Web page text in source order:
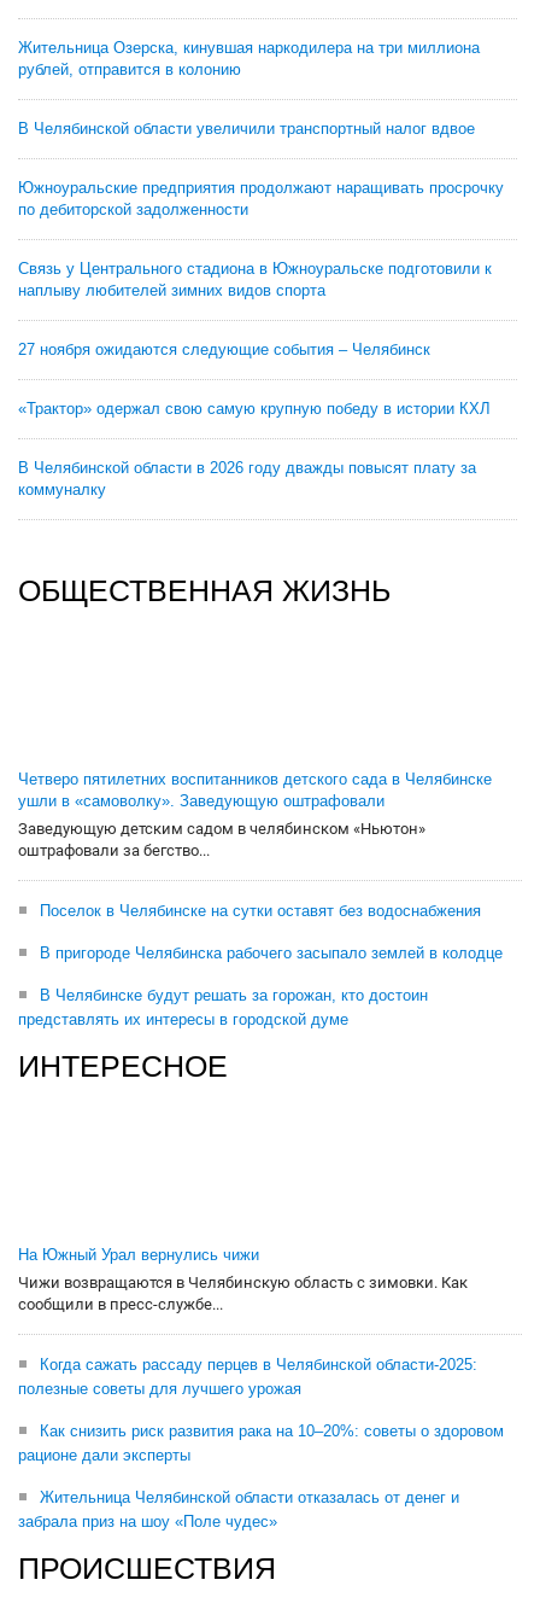
Жительница Озерска, кинувшая наркодилера на три миллиона
рублей, отправится в колонию
В Челябинской области увеличили транспортный налог вдвое
Южноуральские предприятия продолжают наращивать просрочку
по дебиторской задолженности
Связь у Центрального стадиона в Южноуральске подготовили к
наплыву любителей зимних видов спорта
27 ноября ожидаются следующие события – Челябинск
«Трактор» одержал свою самую крупную победу в истории КХЛ
В Челябинской области в 2026 году дважды повысят плату за
коммуналку
ОБЩЕСТВЕННАЯ ЖИЗНЬ
Четверо пятилетних воспитанников детского сада в Челябинске
ушли в «самоволку». Заведующую оштрафовали
Заведующую детским садом в челябинском «Ньютон»
оштрафовали за бегство...
Поселок в Челябинске на сутки оставят без водоснабжения
В пригороде Челябинска рабочего засыпало землей в колодце
В Челябинске будут решать за горожан, кто достоин
представлять их интересы в городской думе
ИНТЕРЕСНОЕ
На Южный Урал вернулись чижи
Чижи возвращаются в Челябинскую область с зимовки. Как
сообщили в пресс-службе...
Когда сажать рассаду перцев в Челябинской области-2025:
полезные советы для лучшего урожая
Как снизить риск развития рака на 10–20%: советы о здоровом
рационе дали эксперты
Жительница Челябинской области отказалась от денег и
забрала приз на шоу «Поле чудес»
ПРОИСШЕСТВИЯ